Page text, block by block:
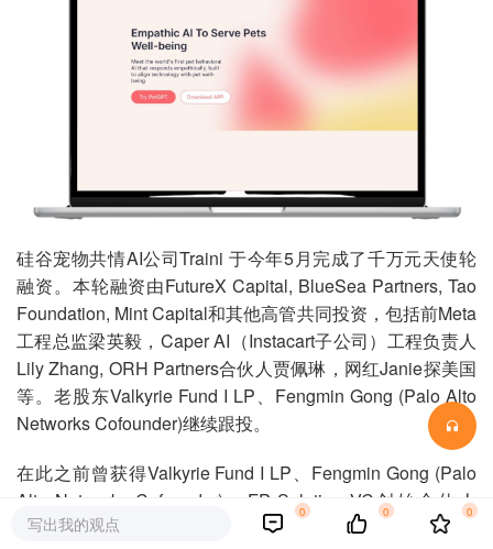
硅谷宠物共情AI公司Traini 于今年5月完成了千万元天使轮
融资。本轮融资由FutureX Capital, BlueSea Partners, Tao
Foundation, Mint Capital和其他高管共同投资，包括前Meta
工程总监梁英毅，Caper AI（Instacart子公司）工程负责人
Lily Zhang, ORH Partners合伙人贾佩琳，网红Janie探美国
等。老股东Valkyrie Fund I LP、Fengmin Gong (Palo Alto
Networks Cofounder)继续跟投。
在此之前曾获得Valkyrie Fund I LP、Fengmin Gong (Palo
Alto Networks Cofounder)，FP Solution VC创始合伙人
Lewis Hong和Joyce Ni等天使投资⼈的投资。其中Valkyrie
写出我的观点
0 0 0